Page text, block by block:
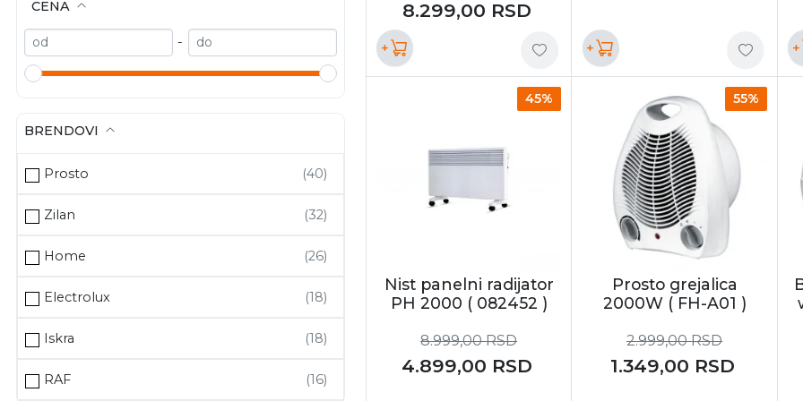
CENA
-
BRENDOVI
Prosto
Zilan
Home
Electrolux
Iskra
RAF
8.299,00 RSD
+ + +
45%
Nist panelni radijator
PH 2000 ( 082452 )
4.899,00 RSD
8.999,00RSD
55%
Prosto grejalica
2000W ( FH-A01 )
1.349,00 RSD
2.999,00RSD